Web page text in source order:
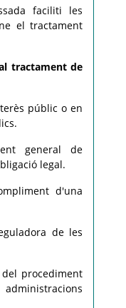
faciliti les
el tractament
tractament de
públic o en
general de
legal.
d'una
de les
procediment